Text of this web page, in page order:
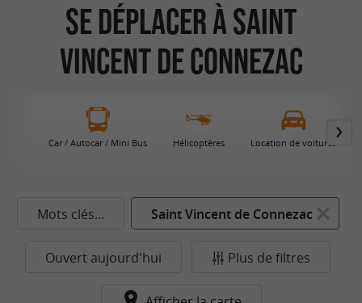
Se Déplacer à Saint
Vincent de Connezac
Car / Autocar / Mini Bus Hélicoptères Location de voitures
Mots clés... Saint Vincent de Connezac
Ouvert aujourd'hui Plus de filtres